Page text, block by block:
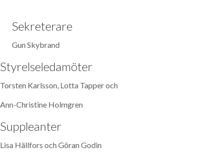
Sekreterare
Gun Skybrand
Styrelseledamöter
Torsten Karlsson, Lotta Tapper och
Ann-Christine Holmgren
Suppleanter
Lisa Hällfors och Göran Godin